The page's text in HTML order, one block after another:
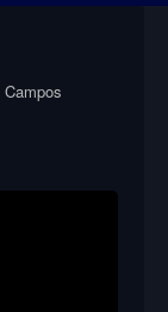
Campos